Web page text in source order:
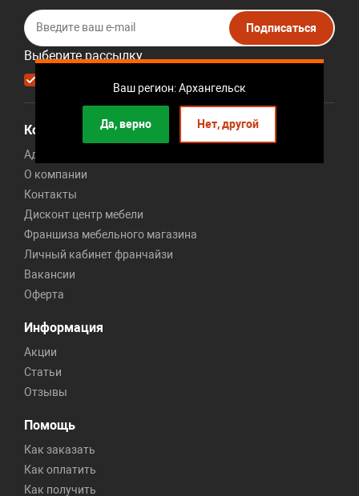
Ваш регион: Архангельск
Да, верно Нет, другой
Выберите рассылку
Первая кампания
Подписаться
Компания
Адреса 191 магазина
О компании
Контакты
Дисконт центр мебели
Франшиза мебельного магазина
Личный кабинет франчайзи
Вакансии
Оферта
Информация
Акции
Статьи
Отзывы
Помощь
Как заказать
Как оплатить
Как получить